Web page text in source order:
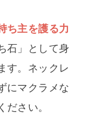
ち主を護る力
石」として身
す。ネックレ
にマクラメな
さい。